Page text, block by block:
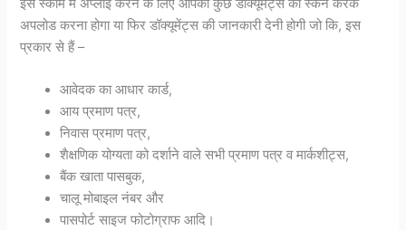
इस स्कीम मे अप्लाई करने के लिए आपको कुछ डॉक्यूमेंट्स को स्कैन करके
अपलोड करना होगा या फिर डॉक्यूमेंट्स की जानकारी देनी होगी जो कि, इस
प्रकार से हैं –
आवेदक का आधार कार्ड,
आय प्रमाण पत्र,
निवास प्रमाण पत्र,
शैक्षणिक योग्यता को दर्शाने वाले सभी प्रमाण पत्र व मार्कशीट्स,
बैंक खाता पासबुक,
चालू मोबाइल नंबर और
पासपोर्ट साइज फोटोग्राफ आदि।